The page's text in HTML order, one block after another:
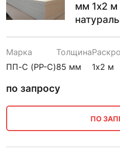
мм 1х2
Марка
ПП-С (PP-C)
Толщина
85 мм
1х2 м
по запросу
ПО